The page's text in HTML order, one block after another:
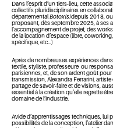
Dans l’esprit d’un tiers-lieu, cette
collectifs pluridisciplinaires en
départemental Botox(s)depuis 2018,
proposant, dès septembre 2025, à ses
l’accompagnement de projet, des
de la location d’espace (libre,
spécifique, etc…)
Après de nombreuses expériences
textile, styliste, professeure ou
parisiennes, et, de son ardent goût pour
transmission, Alexandra Ferrarini,
partage de savoir-faire et de visions,
essentiel à la création qu’elle regrette
domaine de l’industrie.
Avide d’apprentissages techniques, lui
possibilités de la conception, l’atelier